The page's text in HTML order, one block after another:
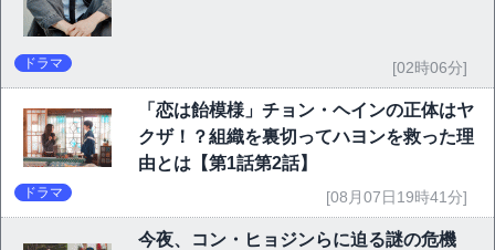
ドラマ [02時06分]
「恋は飴模様」チョン・ヘインの正体はヤ
クザ！？組織を裏切ってハヨンを救った理
由とは【第1話第2話】
ドラマ [08月07日19時41分]
今夜、コン・ヒョジンらに迫る謎の危機